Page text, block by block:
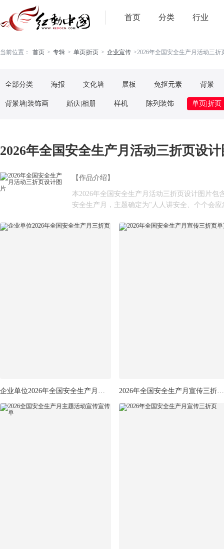
首页 分类 行业
. . .
当前位置： 首页 > 专辑 > 单页|折页 > 企业宣传 >2026年全国安全生产月活动三折
全部分类 海报 文化墙 展板 免抠元素 背景
背景墙|装饰画 婚庆|相册 样机 陈列装饰 单页|折页
2026年全国安全生产月活动三折页设
【作品介绍】
本2026年全国安全生产月活动三折页设计图片包
安全生产月，主题确定为"‌人人讲安全、个个会
企业单位2026年全国安全生产月三折页 2026年全国安全生产月宣传三折页单页